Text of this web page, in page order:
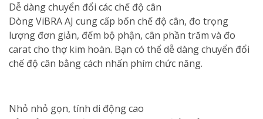
Dễ dàng chuyển đổi các chế độ cân
Dòng ViBRA AJ cung cấp bốn chế độ cân, đo trọng
lượng đơn giản, đếm bộ phận, cân phần trăm và đo
carat cho thợ kim hoàn. Bạn có thể dễ dàng chuyển đổi
chế độ cân bằng cách nhấn phím chức năng.
Nhỏ nhỏ gọn, tính di động cao